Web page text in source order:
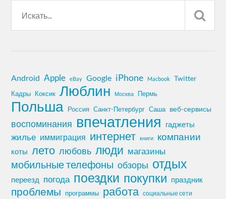
Android Apple eBay Google iPhone Macbook Twitter
Кадры Коксик Люблин Москва Пермь
Польша Россия Санкт-Петербург Саша веб-сервисы
воспоминания впечатления гаджеты
жилье иммиграция интернет книги компании
коты лето любовь люди магазины
мобильные телефоны обзоры отдых
переезд погода поездки покупки праздник
проблемы программы работа социальные сети